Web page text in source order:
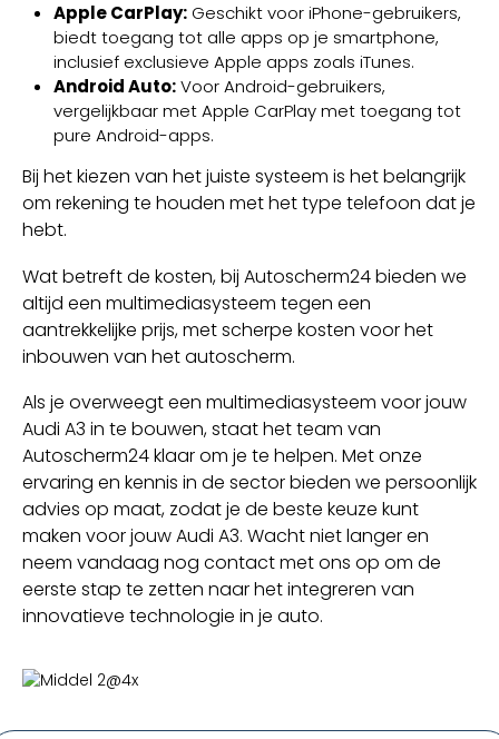
Apple CarPlay: Geschikt voor iPhone-gebruikers,
biedt toegang tot alle apps op je smartphone,
inclusief exclusieve Apple apps zoals iTunes.
Android Auto:Voor Android-gebruikers,
vergelijkbaar met Apple CarPlay met toegang tot
pure Android-apps.
Bij het kiezen van het juiste systeem is het belangrijk
om rekening te houden met het type telefoon dat je
hebt.
Wat betreft de kosten, bij Autoscherm24 bieden we
altijd een multimediasysteem tegen een
aantrekkelijke prijs, met scherpe kosten voor het
inbouwen van het autoscherm.
Als je overweegt een multimediasysteem voor jouw
Audi A3 in te bouwen, staat het team van
Autoscherm24 klaar om je te helpen. Met onze
ervaring en kennis in de sector bieden we persoonlijk
advies op maat, zodat je de beste keuze kunt
maken voor jouw Audi A3. Wacht niet langer en
neem vandaag nog contact met ons op om de
eerste stap te zetten naar het integreren van
innovatieve technologie in je auto.